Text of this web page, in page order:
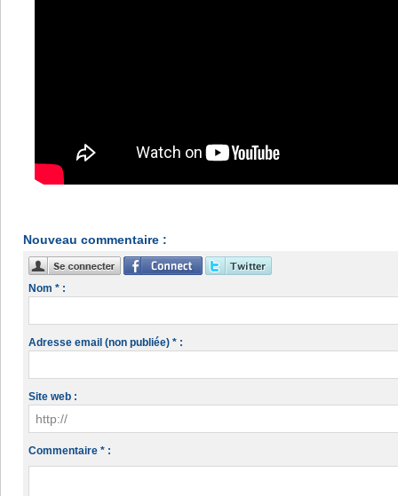
Nouveau commentaire :
Nom * :
Adresse email (non publiée) * :
Site web :
Commentaire * :